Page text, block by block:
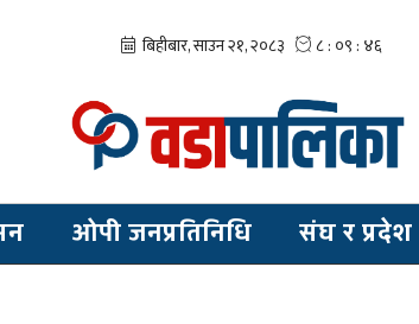
ओपी जनप्रतिनिधि संघ र प्रदेश